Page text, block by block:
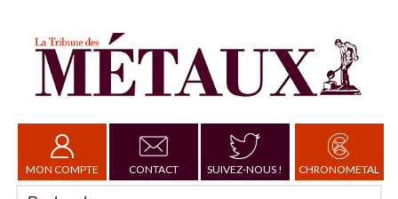
MON COMPTE CONTACT SUIVEZ-NOUS ! CHRONOMETAL